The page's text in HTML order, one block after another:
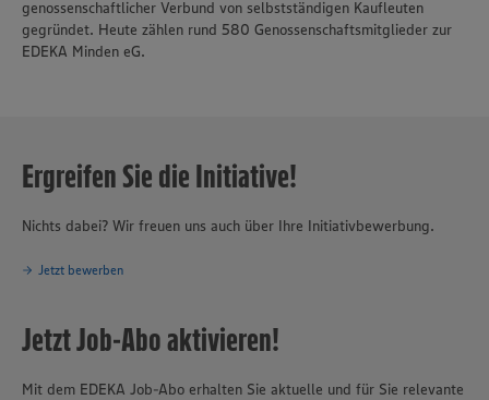
genossenschaftlicher Verbund von selbstständigen Kaufleuten
gegründet. Heute zählen rund 580 Genossenschaftsmitglieder zur
EDEKA Minden eG.
Ergreifen Sie die Initiative!
Nichts dabei? Wir freuen uns auch über Ihre Initiativbewerbung.
Jetzt bewerben
Jetzt Job-Abo aktivieren!
Mit dem EDEKA Job-Abo erhalten Sie aktuelle und für Sie relevante